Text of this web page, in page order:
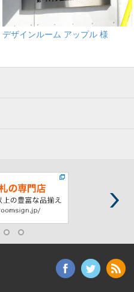
デザインルーム アップル 様